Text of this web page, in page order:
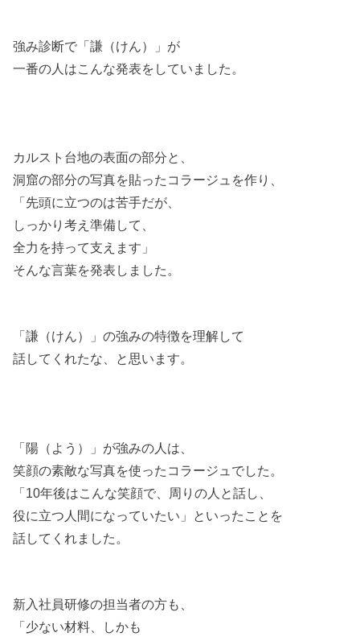
強み診断で「謙（けん）」が
一番の人はこんな発表をしていました。
カルスト台地の表面の部分と、
洞窟の部分の写真を貼ったコラージュを作り、
「先頭に立つのは苦手だが、
しっかり考え準備して、
全力を持って支えます」
そんな言葉を発表しました。
「謙（けん）」の強みの特徴を理解して
話してくれたな、と思います。
「陽（よう）」が強みの人は、
笑顔の素敵な写真を使ったコラージュでした。
「10年後はこんな笑顔で、周りの人と話し、
役に立つ人間になっていたい」といったことを
話してくれました。
新入社員研修の担当者の方も、
「少ない材料、しかも